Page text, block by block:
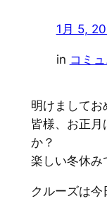
1月 5,
in コミ
明けまして
皆様、お正月
か？
楽しい冬休み
クルーズは今